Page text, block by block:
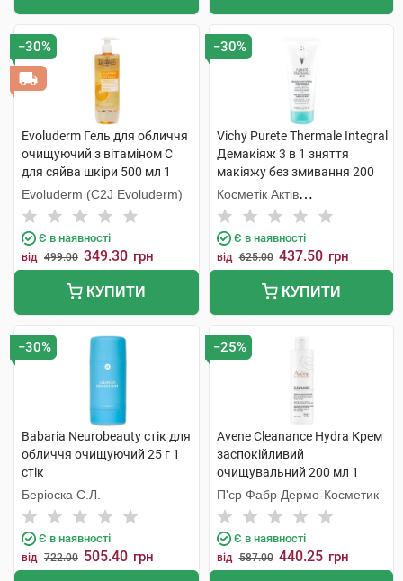
−30%
Evoluderm Гель для обличчя
очищуючий з вітаміном C
для сяйва шкіри 500 мл 1
флакон
Evoluderm (C2J Evoluderm)
Є в наявності
від 499.00 349.30 грн
КУПИТИ
−30%
Vichy Purete Thermale Integral
Демакіяж 3 в 1 зняття
макіяжу без змивання 200
мл 1 туба
Косметік Актів
Інтернаціональ
Є в наявності
від 625.00 437.50 грн
КУПИТИ
−30%
Babaria Neurobeauty стік для
обличчя очищуючий 25 г 1
стік
Беріоска С.Л.
Є в наявності
від 722.00 505.40 грн
−25%
Avene Cleanance Hydra Крем
заспокійливий
очищувальний 200 мл 1
флакон
П'єр Фабр Дермо-Косметик
Є в наявності
від 587.00 440.25 грн